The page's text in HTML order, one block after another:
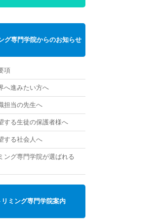
グ専門学院からのお知らせ
項
へ進みたい方へ
担当の先生へ
する生徒の保護者様へ
する社会人へ
ング専門学院が選ばれる
ミング専門学院案内